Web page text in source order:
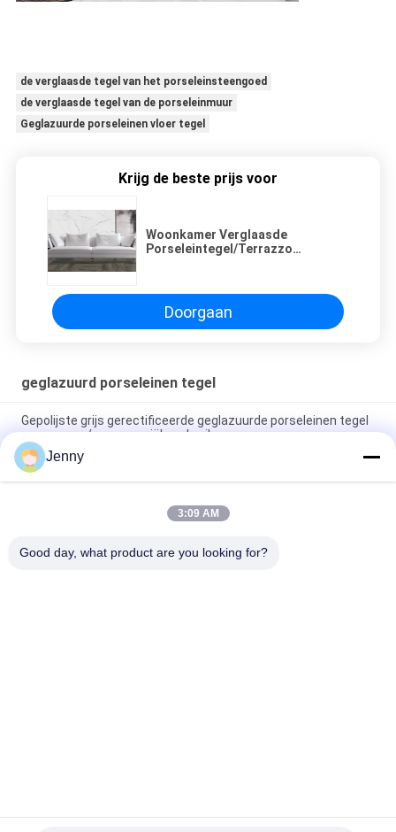
de verglaasde tegel van het porseleinsteengoed
de verglaasde tegel van de porseleinmuur
Geglazuurde porseleinen vloer tegel
Krijg de beste prijs voor
Woonkamer Verglaasde
Porseleintegel/Terrazzo
Doorgaan
geglazuurd porseleinen tegel
Gepolijste grijs gerectificeerde geglazuurde porseleinen tegel
voor woon- / commerciële gebruik
Glanzend geglazuurd gerectificeerd porseleinen tegel met
gepolijste afwerking lage wateropname PEI-classificatie 4
Wit geglazuurde tegelmachine Volledig lichaam Porseleinen
Jenny
3:09 AM
Good day, what product are you looking for?